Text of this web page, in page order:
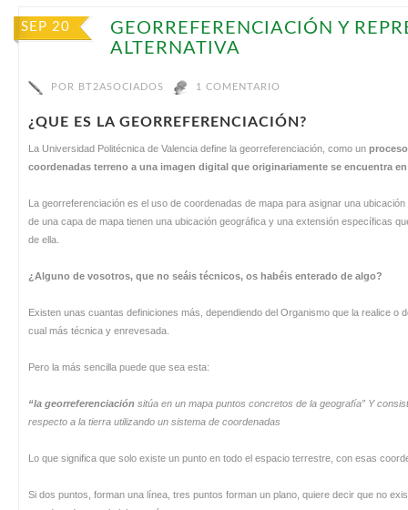
SEP 20
GEORREFERENCIACIÓN Y
ALTERNATIVA
POR BT2ASOCIADOS 1 COMENTARIO
¿QUE ES LA GEORREFERENCIACIÓN?
La Universidad Politécnica de Valencia define la georreferenciación, como un
coordenadas terreno a una imagen digital que originariamente se encuentra
La georreferenciación es el uso de coordenadas de mapa para asignar una
de una capa de mapa tienen una ubicación geográfica y una extensión específicas
de ella.
¿Alguno de vosotros, que no seáis técnicos, os habéis enterado de algo?
Existen unas cuantas definiciones más, dependiendo del Organismo que la realice o
cual más técnica y enrevesada.
Pero la más sencilla puede que sea esta:
“la georreferenciación sitúa en un mapa puntos concretos de la geografía” Y
respecto a la tierra utilizando un sistema de coordenadas
Lo que significa que solo existe un punto en todo el espacio terrestre, con esas
Si dos puntos, forman una línea, tres puntos forman un plano, quiere decir que no